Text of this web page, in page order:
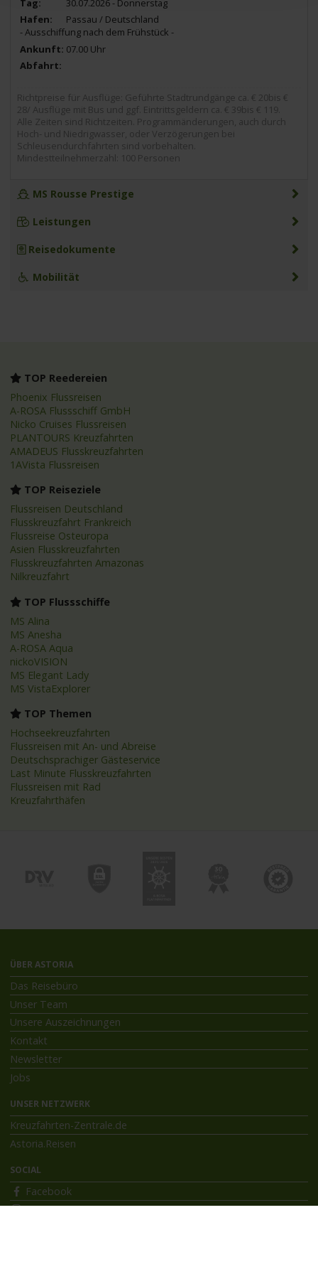
30.07.2026 - Donnerstag
Passau / Deutschland
- Ausschiffung nach dem Frühstück -
07.00 Uhr
Richtpreise für Ausflüge: Geführte Stadtrundgänge ca. € 20bis €
28/ Ausflüge mit Bus und ggf. Eintrittsgeldern ca. € 39bis € 119.
Alle Zeiten sind Richtzeiten. Programmänderungen, auch durch
Hoch- und Niedrigwasser, oder Verzögerungen bei
Schleusendurchfahrten sind vorbehalten.
Mindestteilnehmerzahl: 100 Personen
MS Rousse Prestige
Leistungen
Reisedokumente
Mobilität
TOP Reedereien
Phoenix Flussreisen
A-ROSA Flussschiff GmbH
Nicko Cruises Flussreisen
PLANTOURS Kreuzfahrten
AMADEUS Flusskreuzfahrten
1AVista Flussreisen
TOP Reiseziele
Flussreisen Deutschland
Flusskreuzfahrt Frankreich
Flussreise Osteuropa
Asien Flusskreuzfahrten
Flusskreuzfahrten Amazonas
Nilkreuzfahrt
TOP Flussschiffe
MS Alina
MS Anesha
A-ROSA Aqua
nickoVISION
MS Elegant Lady
MS VistaExplorer
TOP Themen
Hochseekreuzfahrten
Flussreisen mit An- und Abreise
Deutschsprachiger Gästeservice
Last Minute Flusskreuzfahrten
Flussreisen mit Rad
Kreuzfahrthäfen
ÜBER ASTORIA
Das Reisebüro
Unser Team
Unsere Auszeichnungen
Kontakt
Newsletter
Jobs
UNSER NETZWERK
Kreuzfahrten-Zentrale.de
Astoria.Reisen
SOCIAL
Facebook
Instagram